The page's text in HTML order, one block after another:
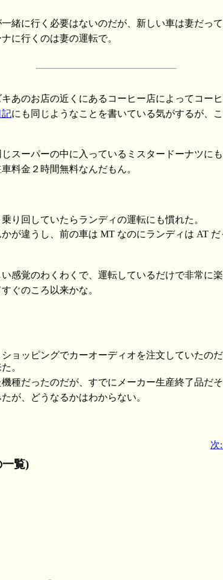
緒に行く必要はないのだが、新しい車は妻だって
に行くのは妻の運転で。
あのお店の近くにあるコーヒー店によってコーヒ
記にも同じようなことを書いている気がするが、
スーパーの中に入っているミスタードーナツにも
料金２時間無料なんだもん。
り回していたらランディの運転にも慣れた。
が違うし、前の車は MT なのにランディは AT
感覚のわくわくで、運転しているだけで非常に楽
ぐのころ以来かな。
ョッピングでカーオーディオを注文していたの
。
種だったのだが、すでにメーカー生産終了品だそ
が、どうなるかはわからない。
次
一覧)